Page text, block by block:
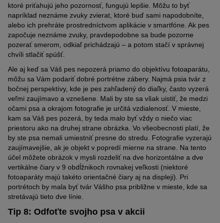
ktoré priťahujú jeho pozornosť, fungujú lepšie. Môžu to byť
napríklad neznáme zvuky zvierat, ktoré buď sami napodobníte,
alebo ich prehráte prostredníctvom aplikácie v smartfóne. Ak pes
započuje neznáme zvuky, pravdepodobne sa bude pozorne
pozerať smerom, odkiaľ prichádzajú – a potom stačí v správnej
chvíli stlačiť spúšť.
Ale aj keď sa Váš pes nepozerá priamo do objektívu fotoaparátu,
môžu sa Vám podariťdobré portrétne zábery. Najmä psia tvár z
bočnej perspektívy, kde je pes zahľadený do diaľky, často vyzerá
veľmi zaujímavo a vznešene. Mali by ste sa však uistiť, že medzi
očami psa a okrajom fotografie je určitá vzdialenosť. V mieste,
kam sa Váš pes pozerá, by teda malo byť vždy o niečo viac
priestoru ako na druhej strane obrázka. Vo všeobecnosti platí, že
by ste psa nemali umiestniť presne do stredu. Fotografie vyzerajú
zaujímavejšie, ak je objekt v popredí mierne na strane . Na tento
účel môžete obrázok v mysli rozdeliť na dve horizontálne a dve
vertikálne čiary v 9 obdĺžnikoch rovnakej veľkosti (niektoré
fotoaparáty majú takéto orientačné čiary aj na displeji). Pri
portrétoch by mala byť tvár Vášho psa približne v mieste, kde sa
stretávajú tieto dve línie
Tip 8: Odfoťte svojho psa v akcii